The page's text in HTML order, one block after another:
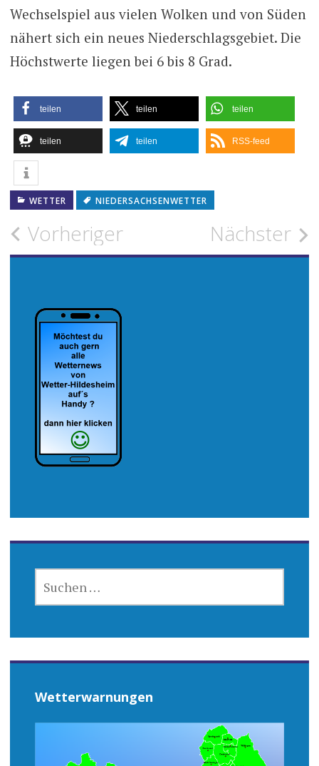
Wechselspiel aus vielen Wolken und von Süden
nähert sich ein neues Niederschlagsgebiet. Die
Höchstwerte liegen bei 6 bis 8 Grad.
teilen teilen teilen
teilen teilen RSS-feed
WETTER NIEDERSACHSENWETTER
Beitragsnavigation
Vorheriger Nächster
NACH:
Wetterwarnungen